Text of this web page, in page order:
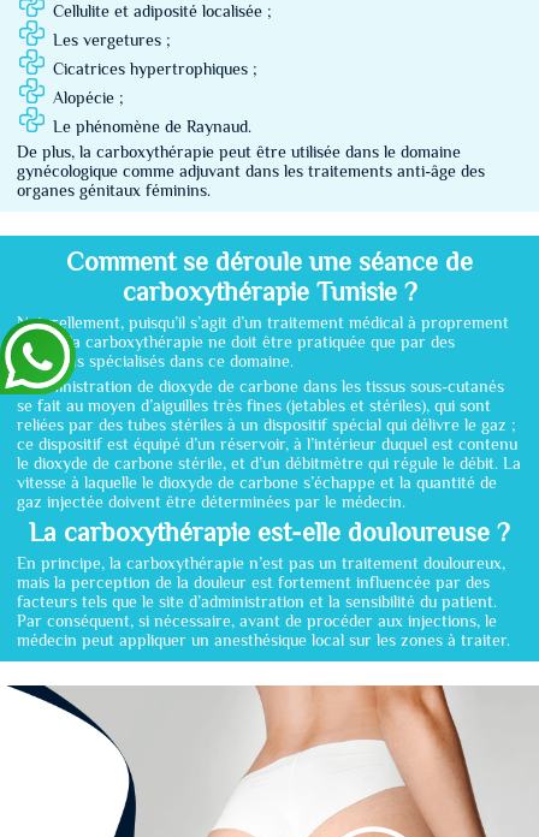
Cellulite et adiposité localisée ;
Les vergetures ;
Cicatrices hypertrophiques ;
Alopécie ;
Le phénomène de Raynaud.
De plus, la carboxythérapie peut être utilisée dans le domaine
gynécologique comme adjuvant dans les traitements anti-âge des
organes génitaux féminins.
Comment se déroule une séance de
carboxythérapie Tunisie ?
Naturellement, puisqu’il s’agit d’un traitement médical à proprement
parler, la carboxythérapie ne doit être pratiquée que par des
médecins spécialisés dans ce domaine.
L’administration de dioxyde de carbone dans les tissus sous-cutanés
se fait au moyen d’aiguilles très fines (jetables et stériles), qui sont
reliées par des tubes stériles à un dispositif spécial qui délivre le gaz ;
ce dispositif est équipé d’un réservoir, à l’intérieur duquel est contenu
le dioxyde de carbone stérile, et d’un débitmètre qui régule le débit. La
vitesse à laquelle le dioxyde de carbone s’échappe et la quantité de
gaz injectée doivent être déterminées par le médecin.
La carboxythérapie est-elle douloureuse ?
En principe, la carboxythérapie n’est pas un traitement douloureux,
mais la perception de la douleur est fortement influencée par des
facteurs tels que le site d’administration et la sensibilité du patient.
Par conséquent, si nécessaire, avant de procéder aux injections, le
médecin peut appliquer un anesthésique local sur les zones à traiter.